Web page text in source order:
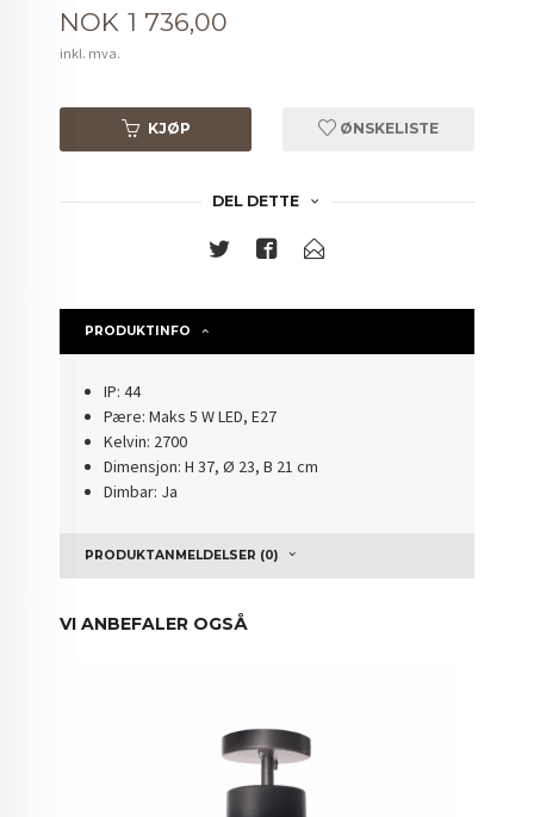
Pris
NOK 1 736,00
inkl. mva.
KJØP ØNSKELISTE
DEL DETTE
PRODUKTINFO
IP: 44
Pære: Maks 5 W LED, E27
Kelvin: 2700
Dimensjon: H 37, Ø 23, B 21 cm
Dimbar: Ja
PRODUKTANMELDELSER (0)
VI ANBEFALER OGSÅ